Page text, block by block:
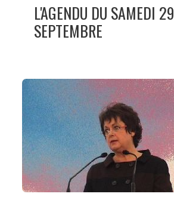
L'AGENDU DU SAMEDI 29
SEPTEMBRE